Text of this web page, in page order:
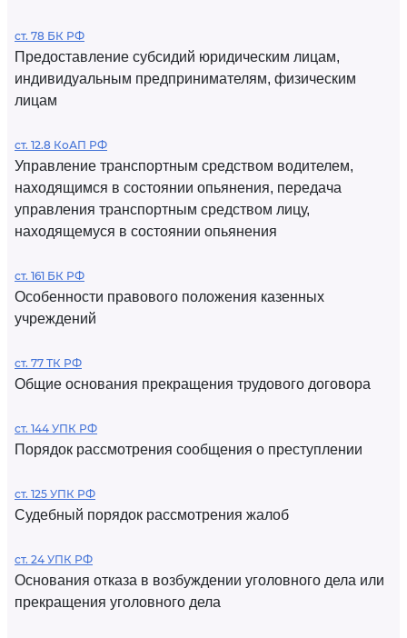
ст. 78 БК РФ
Предоставление субсидий юридическим лицам,
индивидуальным предпринимателям, физическим
лицам
ст. 12.8 КоАП РФ
Управление транспортным средством водителем,
находящимся в состоянии опьянения, передача
управления транспортным средством лицу,
находящемуся в состоянии опьянения
ст. 161 БК РФ
Особенности правового положения казенных
учреждений
ст. 77 ТК РФ
Общие основания прекращения трудового договора
ст. 144 УПК РФ
Порядок рассмотрения сообщения о преступлении
ст. 125 УПК РФ
Судебный порядок рассмотрения жалоб
ст. 24 УПК РФ
Основания отказа в возбуждении уголовного дела или
прекращения уголовного дела